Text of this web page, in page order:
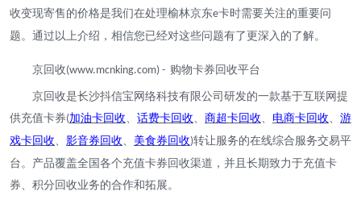
收变现寄售的价格是我们在处理榆林京东e卡时需要关注的重要问
题。通过以上介绍，相信您已经对这些问题有了更深入的了解。
京回收(www.mcnking.com) - 购物卡券回收平台
京回收是长沙抖信宝网络科技有限公司研发的一款基于互联网提
供充值卡券(加油卡回收 话费卡回收 商超卡回收 电商卡回收
游
戏卡回收
影音券回收 美食券回收)转让服务的在线综合服务交易平
台。产品覆盖全国各个充值卡券回收渠道，并且长期致力于充值卡
券、积分回收业务的合作和拓展。